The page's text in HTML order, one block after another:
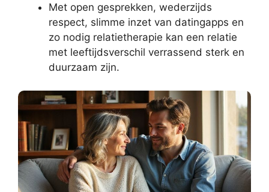
Met open gesprekken, wederzijds
respect, slimme inzet van datingapps en
zo nodig relatietherapie kan een relatie
met leeftijdsverschil verrassend sterk en
duurzaam zijn.